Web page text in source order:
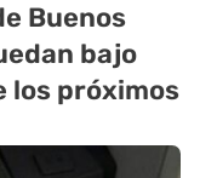
Buenos
bajo
los próximos